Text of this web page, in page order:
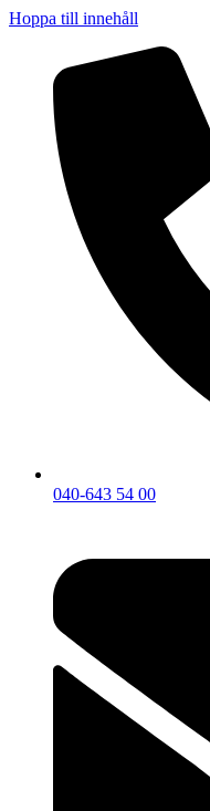
Hoppa till innehåll
040-643 54 00